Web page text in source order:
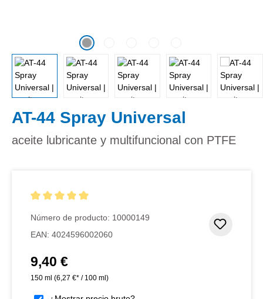
AT-44 Spray Universal
aceite lubricante y multifuncional con PTFE
Número de producto: 10000149
EAN: 4024596002060
Precio normal:
9,40 €
150 ml (6,27 €* / 100 ml)